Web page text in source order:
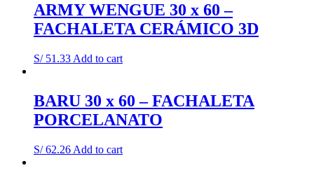
ARMY WENGUE 30 x 60 –
FACHALETA CERÁMICO 3D
S/51.33 Add to cart
BARU 30 x 60 – FACHALETA
PORCELANATO
S/62.26 Add to cart